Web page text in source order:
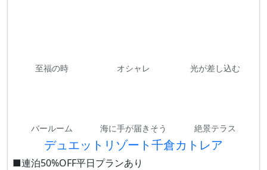
至福の時 オシャレ 光が差し込む
バールーム 海に手が届きそう 絶景テラス
デュエットリゾート千倉カトレア
■連泊50%OFF平日プランあり